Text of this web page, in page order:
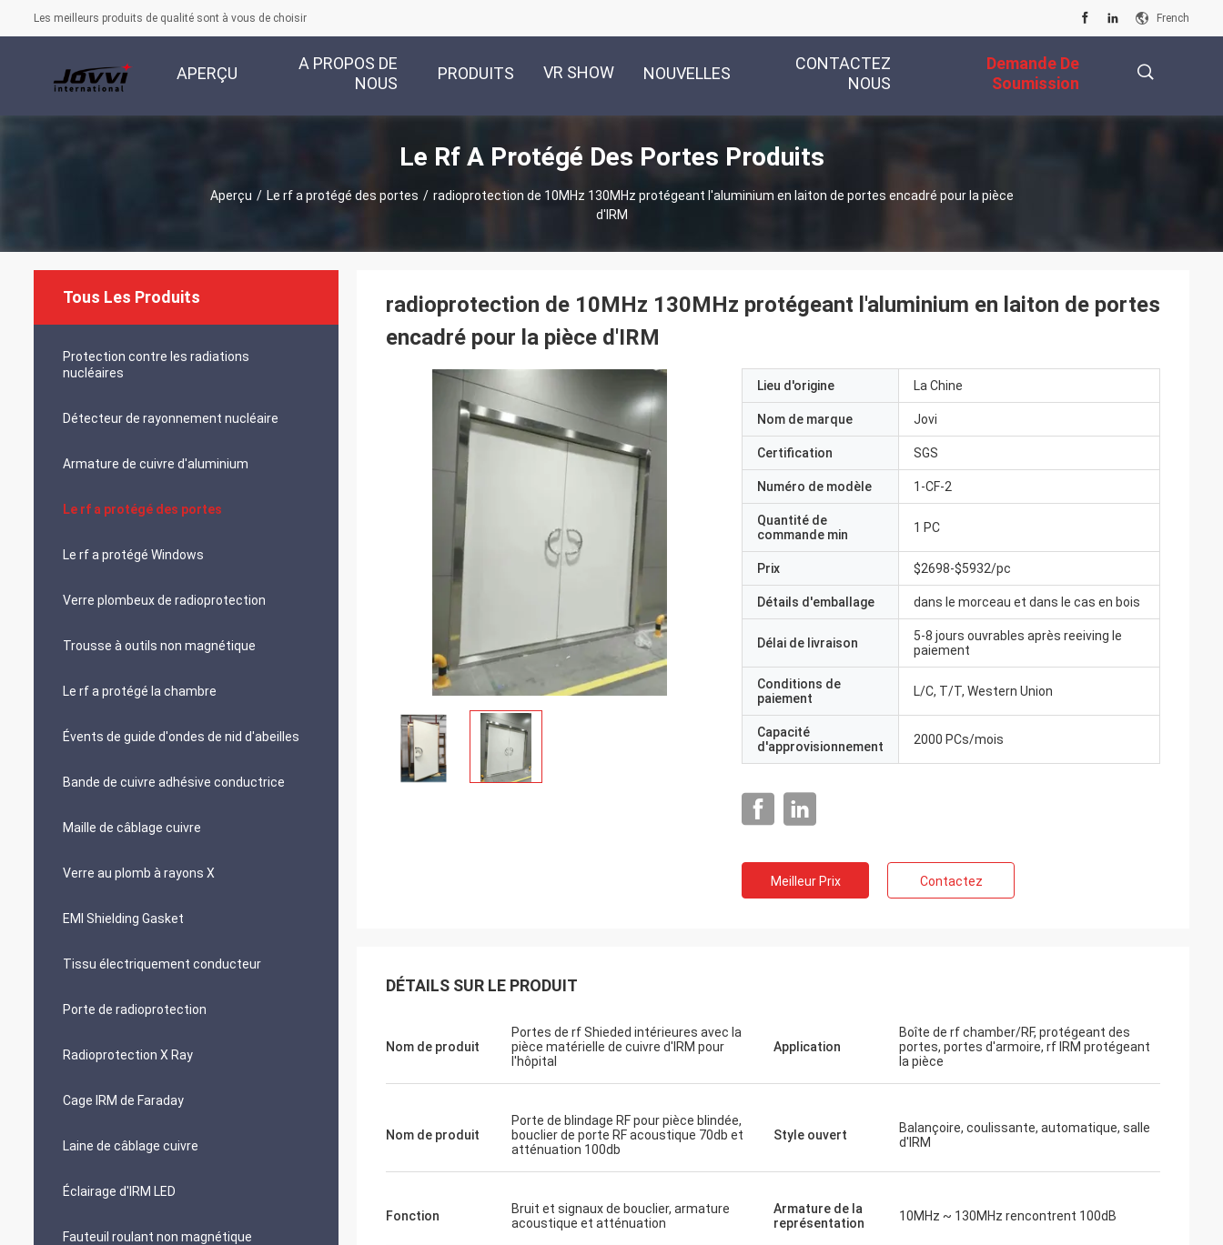
Les meilleurs produits de qualité sont à vous de choisir French
APERÇU
A PROPOS DE
NOUS
PRODUITS VR SHOW NOUVELLES
CONTACTEZ
NOUS
Demande De
Soumission
Le Rf A Protégé Des Portes Produits
Aperçu / Le rf a protégé des portes / radioprotection de 10MHz 130MHz protégeant l'aluminium en laiton de portes encadré pour la pièce
d'IRM
Tous Les Produits
Protection contre les radiations
nucléaires
Détecteur de rayonnement nucléaire
Armature de cuivre d'aluminium
Le rf a protégé des portes
Le rf a protégé Windows
Verre plombeux de radioprotection
Trousse à outils non magnétique
Le rf a protégé la chambre
Évents de guide d'ondes de nid d'abeilles
Bande de cuivre adhésive conductrice
Maille de câblage cuivre
Verre au plomb à rayons X
EMI Shielding Gasket
Tissu électriquement conducteur
Porte de radioprotection
Radioprotection X Ray
Cage IRM de Faraday
Laine de câblage cuivre
Éclairage d'IRM LED
Fauteuil roulant non magnétique
radioprotection de 10MHz 130MHz protégeant l'aluminium en laiton de portes
encadré pour la pièce d'IRM
Lieu d'origine La Chine
Nom de marque Jovi
Certification SGS
Numéro de modèle 1-CF-2
Quantité de
commande min
1 PC
Prix $2698-$5932/pc
Détails d'emballage dans le morceau et dans le cas en bois
Délai de livraison
5-8 jours ouvrables après reeiving le
paiement
Conditions de
paiement
L/C, T/T, Western Union
Capacité
d'approvisionnement
2000 PCs/mois
Meilleur Prix Contactez
DÉTAILS SUR LE PRODUIT
Nom de produit
Portes de rf Shieded intérieures avec la
pièce matérielle de cuivre d'IRM pour
l'hôpital
Application
Boîte de rf chamber/RF, protégeant des
portes, portes d'armoire, rf IRM protégeant
la pièce
Nom de produit
Porte de blindage RF pour pièce blindée,
bouclier de porte RF acoustique 70db et
atténuation 100db
Style ouvert
Balançoire, coulissante, automatique, salle
d'IRM
Fonction
Bruit et signaux de bouclier, armature
acoustique et atténuation
Armature de la
représentation
10MHz ~ 130MHz rencontrent 100dB